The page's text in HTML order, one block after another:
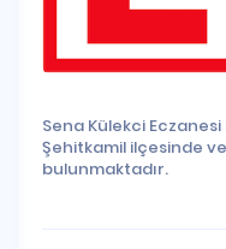
Sena Külekci
Şehitkamil ilçesinde
bulunmaktadır.